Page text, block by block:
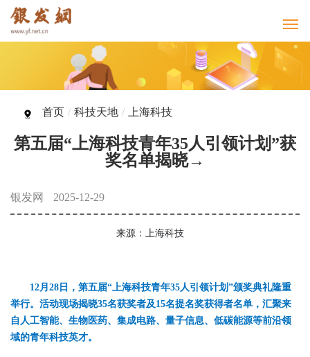
首页 / 科技天地 / 上海科技
第五届“上海科技青年35人引领计划”获
奖名单揭晓→
银发网 2025-12-29
来源：上海科技
12月28日，第五届“上海科技青年35人引领计划”颁奖典礼隆重
举行。活动现场揭晓35名获奖者及15名提名奖获得者名单，汇聚来
自人工智能、生物医药、集成电路、量子信息、低碳能源等前沿领
域的青年科技英才。